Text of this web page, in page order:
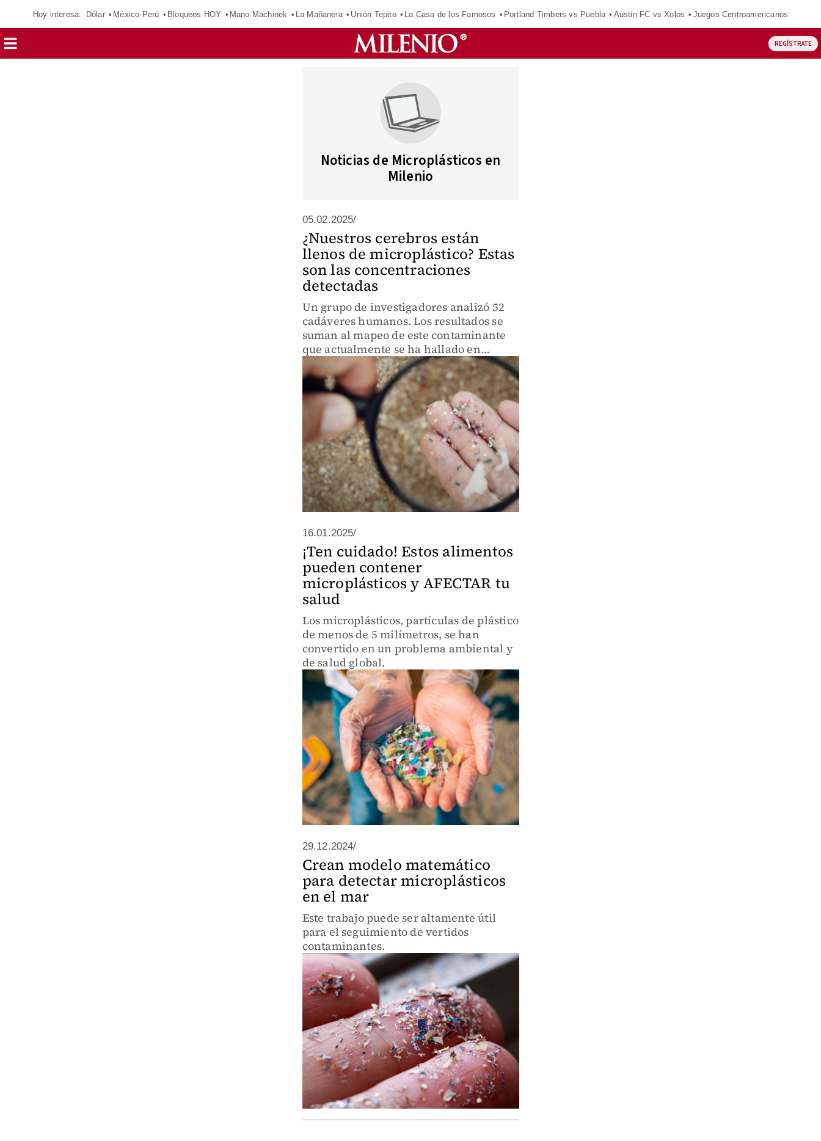
Hoy interesa: Dólar México-Perú Bloqueos HOY Mano Machinek La Mañanera Unión Tepito La Casa de los Famosos Portland Timbers vs Puebla Austin FC vs Xolos Juegos Centroamericanos
REGÍSTRATE
Noticias de Microplásticos en
Milenio
05.02.2025/
¿Nuestros cerebros están
llenos de microplástico? Estas
son las concentraciones
detectadas
Un grupo de investigadores analizó 52
cadáveres humanos. Los resultados se
suman al mapeo de este contaminante
que actualmente se ha hallado en
diversos órganos del cuerpo.
16.01.2025/
¡Ten cuidado! Estos alimentos
pueden contener
microplásticos y AFECTAR tu
salud
Los microplásticos, partículas de plástico
de menos de 5 milímetros, se han
convertido en un problema ambiental y
de salud global.
29.12.2024/
Crean modelo matemático
para detectar microplásticos
en el mar
Este trabajo puede ser altamente útil
para el seguimiento de vertidos
contaminantes.